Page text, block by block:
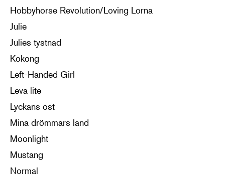
Hobbyhorse Revolution/Loving Lorna
Julie
Julies tystnad
Kokong
Left-Handed Girl
Leva lite
Lyckans ost
Mina drömmars land
Moonlight
Mustang
Normal